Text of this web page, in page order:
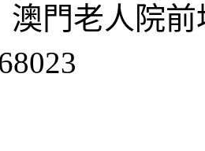
澳門老人院